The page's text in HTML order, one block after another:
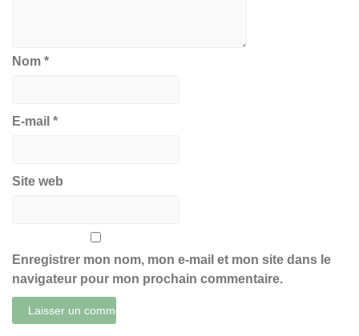
Nom *
E-mail *
Site web
Enregistrer mon nom, mon e-mail et mon site dans le
navigateur pour mon prochain commentaire.